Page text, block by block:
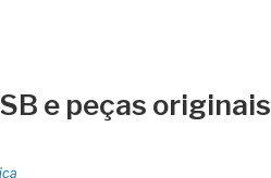
e peças originais